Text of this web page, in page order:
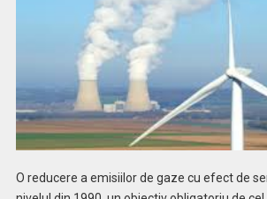
O reducere a emisiilor de gaze cu efect de